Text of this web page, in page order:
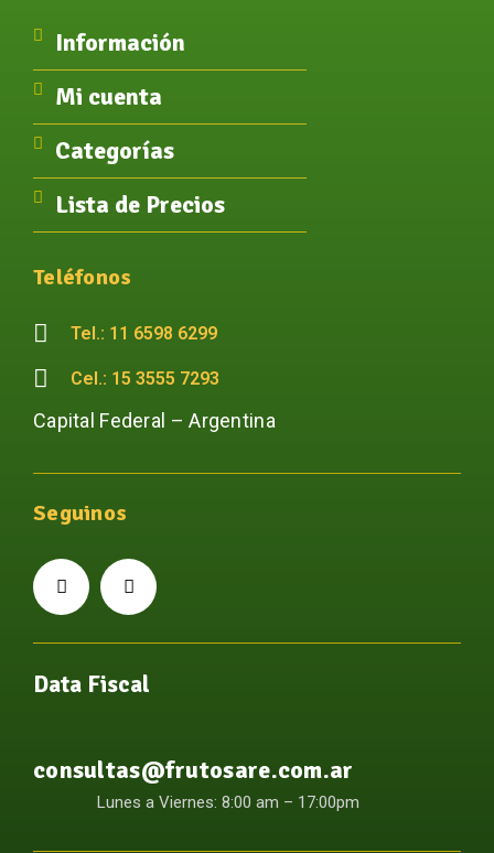
Información
Mi cuenta
Categorías
Lista de Precios
Teléfonos
Tel.: 11 6598 6299
Cel.: 15 3555 7293
Capital Federal – Argentina
Seguinos
Data Fiscal
consultas@frutosare.com.ar
Lunes a Viernes: 8:00 am – 17:00pm